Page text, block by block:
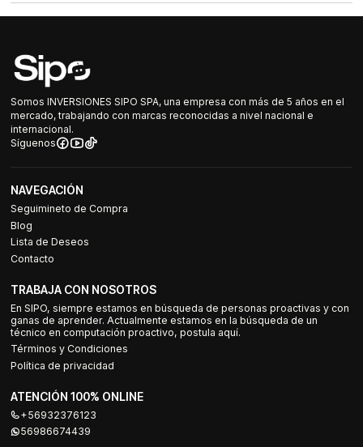
Somos INVERSIONES SIPO SPA, una empresa con más de 5 años en el
mercado, trabajando con marcas reconocidas a nivel nacional e
internacional.
Síguenos
NAVEGACIÓN
Seguimineto de Compra
Blog
Lista de Deseos
Contacto
TRABAJA CON NOSOTROS
En SIPO, siempre estamos en búsqueda de personas proactivas y con
ganas de aprender. Actualmente estamos en la búsqueda de un
técnico en computación proactivo, postula aquí.
Términos y Condiciones
Política de privacidad
ATENCIÓN 100% ONLINE
+56932376123
56986674439